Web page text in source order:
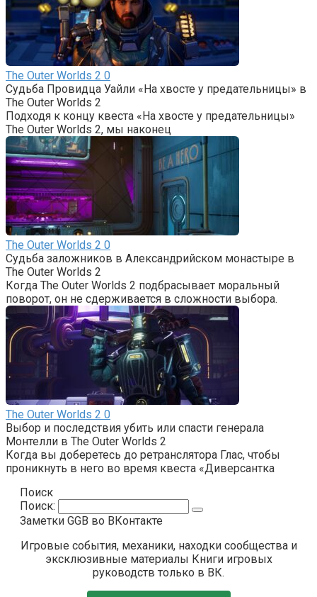
The Outer Worlds 2 0
Судьба Провидца Уайли «На хвосте у предательницы» в
The Outer Worlds 2
Подходя к концу квеста «На хвосте у предательницы»
The Outer Worlds 2, мы наконец
The Outer Worlds 2 0
Судьба заложников в Александрийском монастыре в
The Outer Worlds 2
Когда The Outer Worlds 2 подбрасывает моральный
поворот, он не сдерживается в сложности выбора.
The Outer Worlds 2 0
Выбор и последствия убить или спасти генерала
Монтелли в The Outer Worlds 2
Когда вы доберетесь до ретранслятора Глас, чтобы
проникнуть в него во время квеста «Диверсантка
Поиск
Поиск:
Заметки GGB во ВКонтакте
Игровые события, механики, находки сообщества и
эксклюзивные материалы Книги игровых
руководств только в ВК.